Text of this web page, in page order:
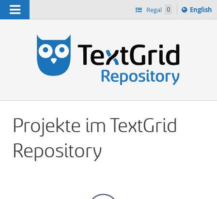
Navigation Regal 0
Switch
English
Projekte im TextGrid
Repository